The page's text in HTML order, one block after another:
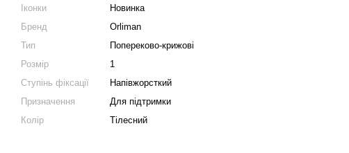
Іконки
Новинка
Бренд
Orliman
Тип
Попереково-крижові
Розмір
1
Ступінь фіксації
Напівжорсткий
Призначення
Для підтримки
Колір
Тілесний